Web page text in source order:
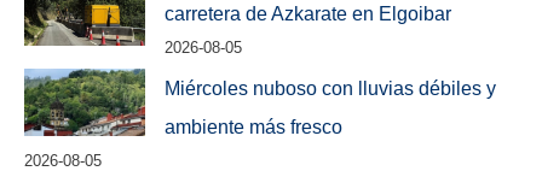
carretera de Azkarate en Elgoibar
2026-08-05
Miércoles nuboso con lluvias débiles y
ambiente más fresco
2026-08-05